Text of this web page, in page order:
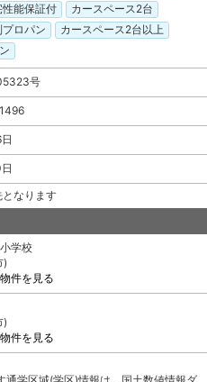
性能保証付
カースペース2台
プロパン
カースペース2台以上
号
なります
学校
)
件を見る
)
件を見る